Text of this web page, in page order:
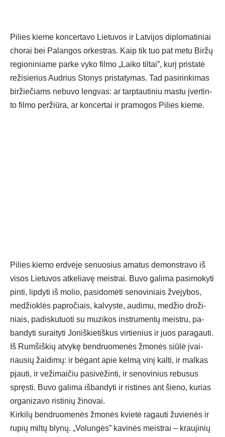
Pi­lies kie­me kon­cer­ta­vo Lie­tu­vos ir Lat­vi­jos dip­lo­ma­ti­niai
cho­rai bei Pa­lan­gos or­kest­ras. Kaip tik tuo pat me­tu Bir­žų
re­gio­ni­nia­me par­ke vy­ko fil­mo „Lai­ko til­tai”, ku­rį pri­sta­tė
re­ži­sie­rius Aud­rius Sto­nys pri­sta­ty­mas. Tad pa­si­rin­ki­mas
bir­žie­čiams ne­bu­vo leng­vas: ar tarp­tau­ti­niu mas­tu įver­tin­
to fil­mo per­žiū­ra, ar kon­cer­tai ir pra­mo­gos Pi­lies kie­me.
Pi­lies kie­mo erd­vė­je se­nuo­sius ama­tus de­monst­ra­vo iš
vi­sos Lie­tu­vos at­ke­lia­vę meist­rai. Bu­vo ga­li­ma pa­si­mo­ky­ti
pin­ti, lip­dy­ti iš mo­lio, pa­si­do­mė­ti se­no­vi­niais žve­jy­bos,
me­džiok­lės pa­pro­čiais, kal­vys­te, au­di­mu, me­džio dro­ži­
niais, pa­dis­ku­tuo­ti su mu­zi­kos inst­ru­men­tų meist­ru, pa­
ban­dy­ti su­rai­ty­ti Jo­niš­kie­tiš­kus vir­tie­nius ir juos pa­ra­gau­ti.
Iš Rum­šiš­kių at­vy­kę bend­ruo­me­nės žmo­nės siū­lė įvai­
riau­sių žai­di­mų: ir bė­gant apie kel­mą vi­nį kal­ti, ir mal­kas
pjau­ti, ir ve­ži­mai­čiu pa­si­vė­žin­ti, ir se­no­vi­nius re­bu­sus
spręs­ti. Bu­vo ga­li­ma iš­ban­dy­ti ir ris­ti­nes ant šie­no, ku­rias
or­ga­ni­za­vo ris­ti­nių ži­no­vai.
Kir­ki­lų bend­ruo­me­nės žmo­nės kvie­tė ra­gau­ti žu­vie­nės ir
ru­pių mil­tų bly­nų. „Vo­lun­gės” ka­vi­nės meist­rai – krau­ji­nių